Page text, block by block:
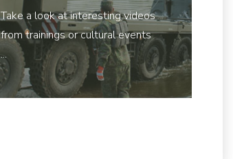
Take a look at interesting videos
from trainings or cultural events
...